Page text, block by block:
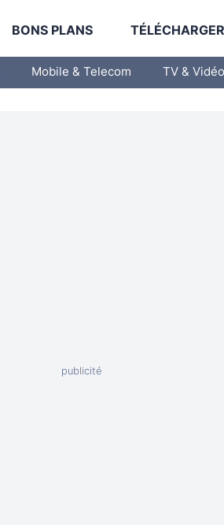
BONS PLANS
Mobile & Telecom TV & Vidéo